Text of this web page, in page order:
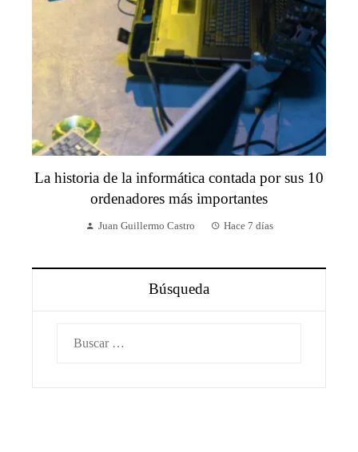
La historia de la informática contada por sus 10
ordenadores más importantes
Juan Guillermo Castro Hace 7 días
Búsqueda